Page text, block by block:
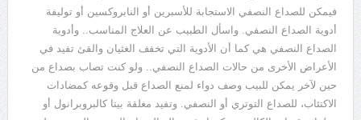
فيمكن للصداع النصفي الاستجابة للأسبرين أو النابروكسين أو توليفة
أدوية الصداع النصفي. واسأل الطبيب عن العلاج المناسب.. وأدوية
الصداع النصفي هي كما أن الأدوية التي تخفف الغثيان والقئ تفيد في
الأعراض الأخرى من حالات الصداع النصفي.. ولو كنت تصاب بصداع من
حين لآخر يمكن للبيب وصف دواء لمنع الصداع قبل وقوعه كمضادات
الاكتئاب، للصداع التوتري أو النصفي. وتفيد مغلقة بيتا كالبروبرانول أو